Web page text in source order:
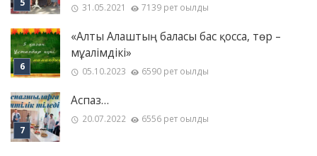
31.05.2021 7139 рет оқылды
«Алты Алаштың баласы бас қосса, төр –
мұғалімдікі»
05.10.2023 6590 рет оқылды
Аспаз…
20.07.2022 6556 рет оқылды